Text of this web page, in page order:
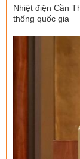
Nhiệt điện Cần
thống quốc gia